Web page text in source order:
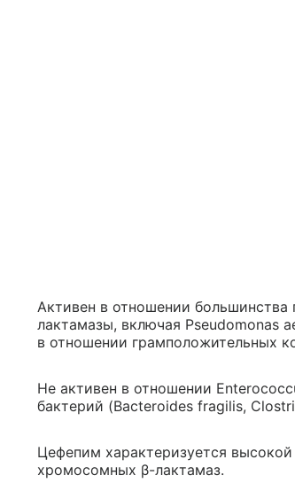
Активен в отношении
лактамазы, включая Pseudomonas
в отношении грамположительных
Не активен в отношении
бактерий (Bacteroides fragilis,
Цефепим характеризуется
хромосомных β-лактамаз.